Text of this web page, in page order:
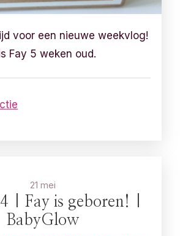
voor een nieuwe weekvlog!
Fay 5 weken oud.
21 mei
| Fay is geboren! |
BabyGlow